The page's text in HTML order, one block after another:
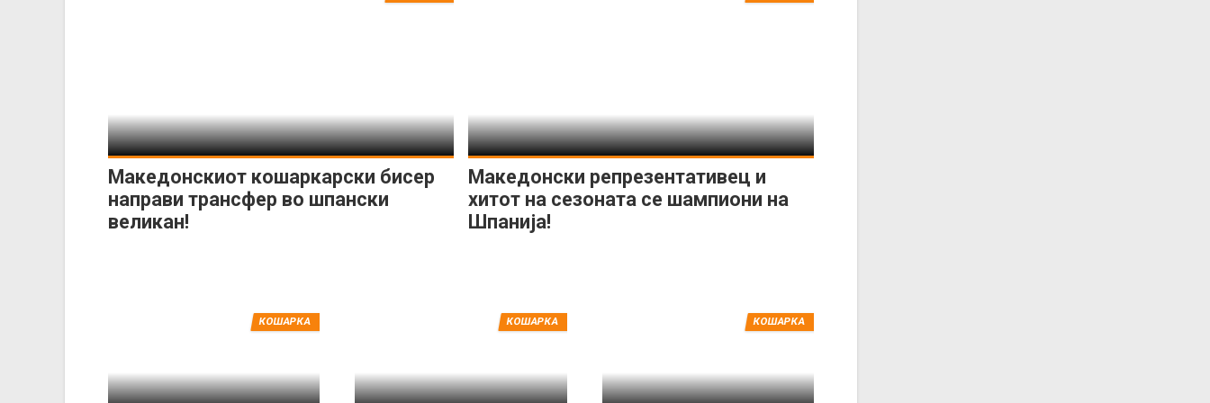
Македонскиот кошаркарски бисер
направи трансфер во шпански
великан!
Македонски репрезентативец и
хитот на сезоната се шампиони на
Шпанија!
КОШАРКА КОШАРКА КОШАРКА